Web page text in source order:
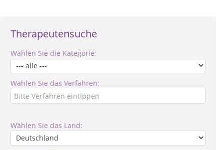
Therapeutensuche
Wählen Sie die Kategorie:
Wählen Sie das Verfahren:
Wählen Sie das Land: